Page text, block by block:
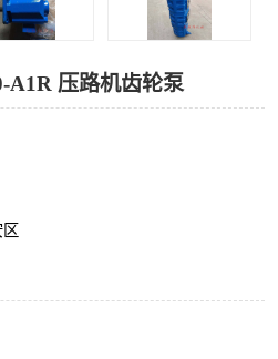
A1R 压路机齿轮泵
区